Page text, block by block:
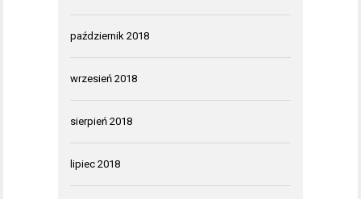
październik 2018
wrzesień 2018
sierpień 2018
lipiec 2018